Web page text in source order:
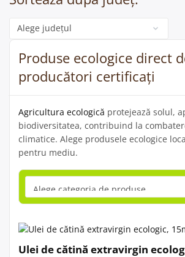
Categorie
Produse ecologice direct
producători certificați
Agricultura ecologică protejează solul,
biodiversitatea, contribuind la
climatice. Alege produsele ecologice
pentru mediu.
Ulei de cătină extravirgin